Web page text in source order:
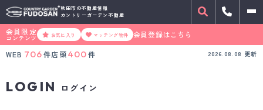
秋田市の不動産情報
カントリーガーデン不動産
会員限定
コンテンツ お気に入り マッチング物件
会員登録はこちら
WEB 706件店頭400 件 2026.08.08 更新
LOGIN ログイン